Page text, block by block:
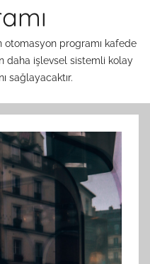
otomasyon programı kafede
daha işlevsel sistemli kolay
sağlayacaktır.